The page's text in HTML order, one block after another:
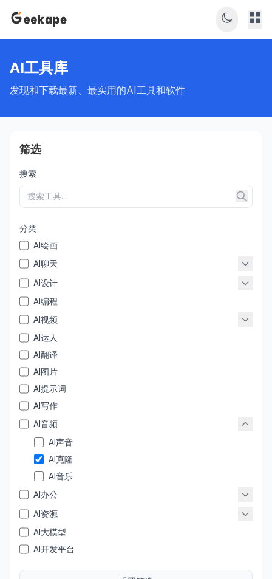
AI工具库
发现和下载最新、最实用的AI工具和软件
筛选
搜索
分类
AI绘画
AI聊天
AI设计
AI编程
AI视频
AI达人
AI翻译
AI图片
AI提示词
AI写作
AI音频
AI声音
AI克隆
AI音乐
AI办公
AI资源
AI大模型
AI开发平台